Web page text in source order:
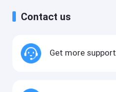
Contact us
Get more support